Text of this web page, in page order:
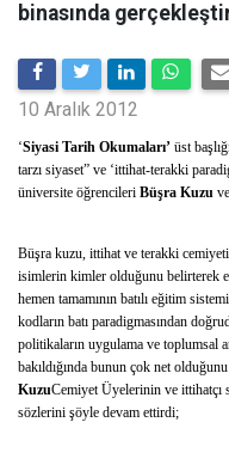
binasında
10 Aralık 2012
‘Siyasi Tarih Okumaları’ üst
tarzı siyaset” ve ‘ittihat-terakki
üniversite öğrencileri Büşra Kuzu ve
Büşra kuzu, ittihat ve terakki
isimlerin kimler olduğunu belirterek
hemen tamamının batılı eğitim
kodların batı paradigmasından
politikaların uygulama ve toplumsal
bakıldığında bunun çok net
KuzuCemiyet Üyelerinin ve ittihatçı
sözlerini şöyle devam ettirdi;